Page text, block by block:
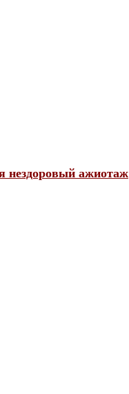
нездоровый ажиотаж